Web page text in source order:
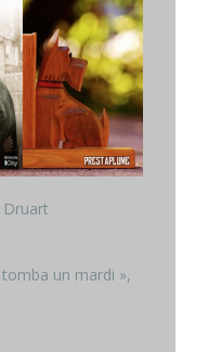
Druart
un mardi »,